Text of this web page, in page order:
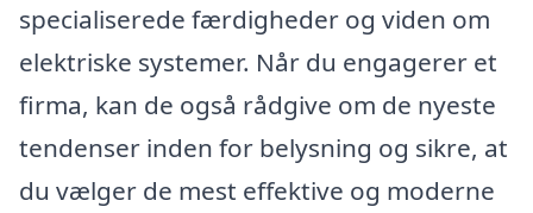
specialiserede færdigheder og viden om
elektriske systemer. Når du engagerer et
firma, kan de også rådgive om de nyeste
tendenser inden for belysning og sikre, at
du vælger de mest effektive og moderne